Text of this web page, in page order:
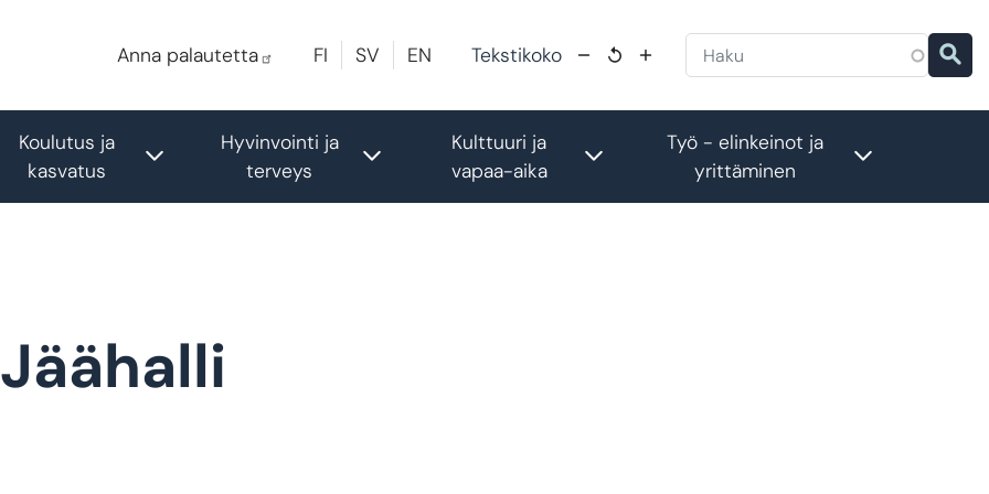
Anna palautetta
FI SV EN Tekstikoko
submenu
Koulutus ja
kasvatus
Toggle submenu
Hyvinvointi ja
terveys
Toggle submenu
Kulttuuri ja
vapaa-aika
Toggle submenu
Työ - elinkeinot ja
yrittäminen
Jäähalli